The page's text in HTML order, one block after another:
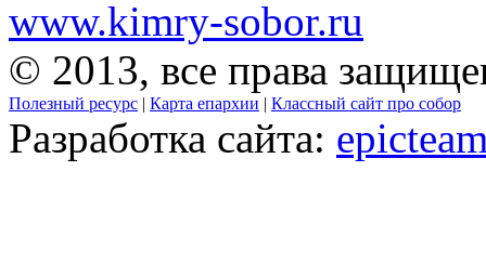
www.kimry-sobor.ru
© 2013, все права
Полезный ресурс | Карта епархии | Классный сайт про собор
Разработка сайта: